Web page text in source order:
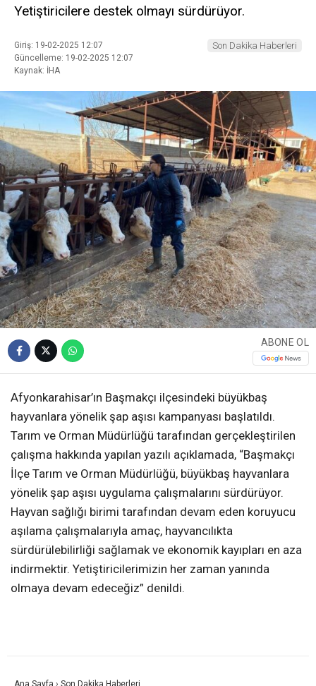
Yetiştiricilere destek olmayı sürdürüyor.
Giriş: 19-02-2025 12:07
Güncelleme: 19-02-2025 12:07
Kaynak: İHA
Son Dakika Haberleri
ABONE OL
Afyonkarahisar’ın Başmakçı ilçesindeki büyükbaş
hayvanlara yönelik şap aşısı kampanyası başlatıldı.
Tarım ve Orman Müdürlüğü tarafından gerçekleştirilen
çalışma hakkında yapılan yazılı açıklamada, “Başmakçı
İlçe Tarım ve Orman Müdürlüğü, büyükbaş hayvanlara
yönelik şap aşısı uygulama çalışmalarını sürdürüyor.
Hayvan sağlığı birimi tarafından devam eden koruyucu
aşılama çalışmalarıyla amaç, hayvancılıkta
sürdürülebilirliği sağlamak ve ekonomik kayıpları en aza
indirmektir. Yetiştiricilerimizin her zaman yanında
olmaya devam edeceğiz” denildi.
Ana Sayfa › Son Dakika Haberleri